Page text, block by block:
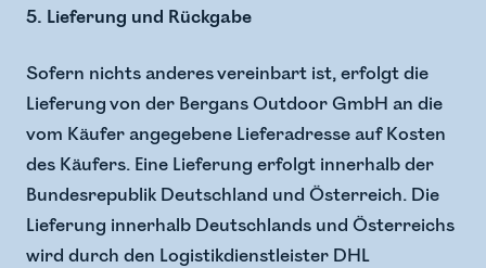
5. Lieferung und Rückgabe
Sofern nichts anderes vereinbart ist, erfolgt die
Lieferung von der Bergans Outdoor GmbH an die
vom Käufer angegebene Lieferadresse auf Kosten
des Käufers. Eine Lieferung erfolgt innerhalb der
Bundesrepublik Deutschland und Österreich. Die
Lieferung innerhalb Deutschlands und Österreichs
wird durch den Logistikdienstleister DHL